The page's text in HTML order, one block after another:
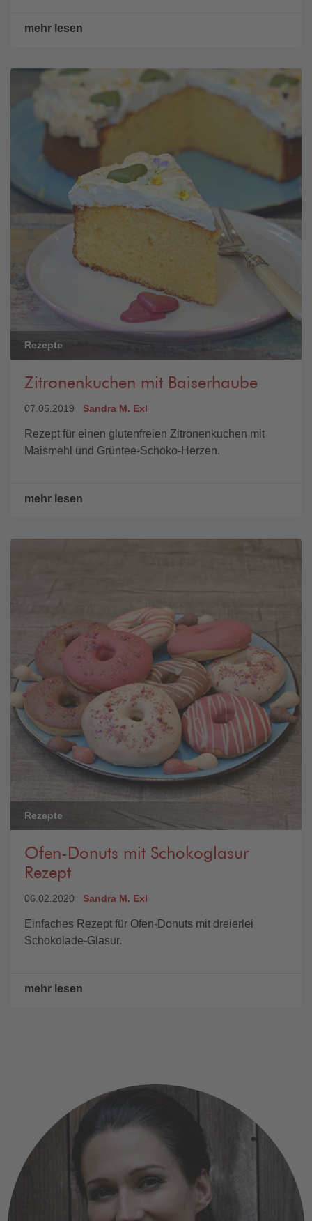
mehr lesen
Rezepte
Zitronenkuchen mit Baiserhaube
07.05.2019 Sandra M. Exl
Rezept für einen glutenfreien Zitronenkuchen mit
Maismehl und Grüntee-Schoko-Herzen.
mehr lesen
Rezepte
Ofen-Donuts mit Schokoglasur
Rezept
06.02.2020 Sandra M. Exl
Einfaches Rezept für Ofen-Donuts mit dreierlei
Schokolade-Glasur.
mehr lesen